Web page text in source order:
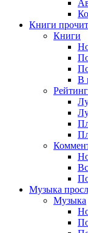
Книги
Книги
В
Музыка
Музыка